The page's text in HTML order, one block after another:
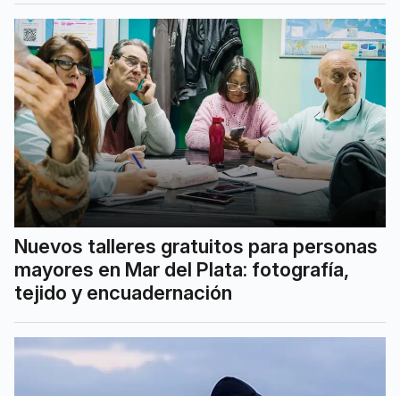
Nuevos talleres gratuitos para personas
mayores en Mar del Plata: fotografía,
tejido y encuadernación